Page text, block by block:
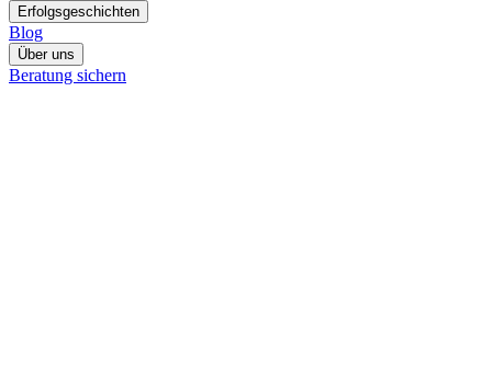
Erfolgsgeschichten
Blog
Über uns
Beratung sichern